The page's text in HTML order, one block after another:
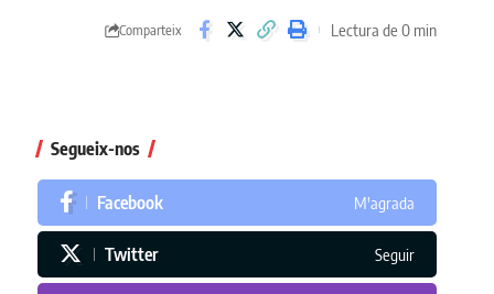
Comparteix Lectura de 0 min
Segueix-nos
Facebook M'agrada
Twitter Seguir